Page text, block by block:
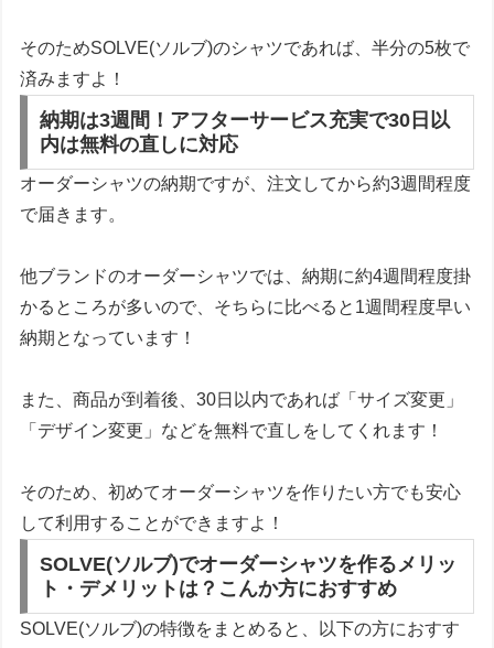
そのためSOLVE(ソルブ)のシャツであれば、半分の5枚で
済みますよ！
納期は3週間！アフターサービス充実で30日以
内は無料の直しに対応
オーダーシャツの納期ですが、注文してから約3週間程度
で届きます。
他ブランドのオーダーシャツでは、納期に約4週間程度掛
かるところが多いので、そちらに比べると1週間程度早い
納期となっています！
また、商品が到着後、30日以内であれば「サイズ変更」
「デザイン変更」などを無料で直し をしてくれます！
そのため、初めてオーダーシャツを作りたい方でも安心
して利用することができますよ！
SOLVE(ソルブ)でオーダーシャツを作るメリッ
ト・デメリットは？こんか方におすすめ
SOLVE(ソルブ)の特徴をまとめると、以下の方におすす